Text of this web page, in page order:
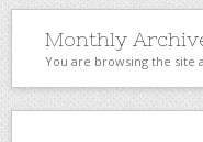
Monthly
You are browsing the site